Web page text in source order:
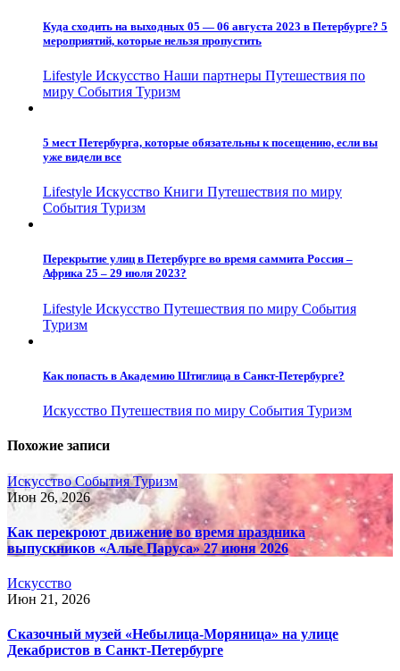
Куда сходить на выходных 05 — 06 августа 2023 в Петербурге? 5
мероприятий, которые нельзя пропустить
Lifestyle Искусство Наши партнеры Путешествия по
миру События Туризм
5 мест Петербурга, которые обязательны к посещению, если вы
уже видели все
Lifestyle Искусство Книги Путешествия по миру
События Туризм
Перекрытие улиц в Петербурге во время саммита Россия –
Африка 25 – 29 июля 2023?
Lifestyle Искусство Путешествия по миру События
Туризм
Как попасть в Академию Штиглица в Санкт-Петербурге?
Искусство Путешествия по миру События Туризм
Похожие записи
ИскусствоСобытияТуризм
Июн 26, 2026
Как перекроют движение во время праздника
выпускников «Алые Паруса» 27 июня 2026
Искусство
Июн 21, 2026
Сказочный музей «Небылица-Моряница» на улице
Декабристов в Санкт-Петербурге